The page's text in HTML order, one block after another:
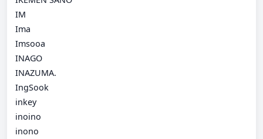
IM
Ima
Imsooa
INAGO
INAZUMA.
IngSook
inkey
inoino
inono